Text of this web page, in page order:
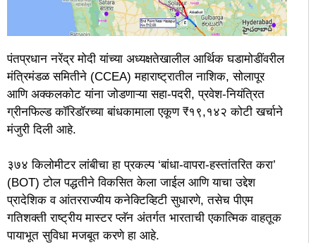
पंतप्रधान नरेंद्र मोदी यांच्या अध्यक्षतेखालील आर्थिक घडामोडींवरील
मंत्रिमंडळ समितीने (CCEA) महाराष्ट्रातील नाशिक, सोलापूर
आणि अक्कलकोट यांना जोडणाऱ्या सहा-पदरी, प्रवेश-नियंत्रित
ग्रीनफिल्ड कॉरिडॉरच्या बांधकामाला एकूण ₹१९,१४२ कोटी खर्चाने
मंजुरी दिली आहे.
३७४ किलोमीटर लांबीचा हा प्रकल्प ‘बांधा-वापरा-हस्तांतरित करा’
(BOT) टोल पद्धतीने विकसित केला जाईल आणि याचा उद्देश
प्रादेशिक व आंतरराज्यीय कनेक्टिव्हिटी सुधारणे, तसेच पीएम
गतिशक्ती राष्ट्रीय मास्टर प्लॅन अंतर्गत भारताची एकात्मिक वाहतूक
पायाभूत सुविधा मजबूत करणे हा आहे.